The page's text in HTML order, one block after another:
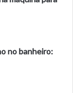
no banheiro: